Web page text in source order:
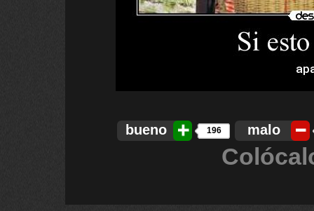
bueno 196 malo